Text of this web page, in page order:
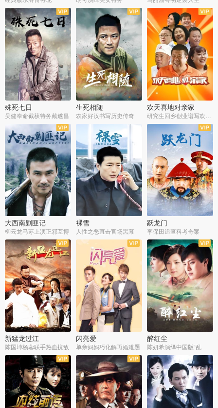
全34集
殊死七日
吴健奉命截获特务戴遂昌
全21集
生死相随
农家好汉书写历史传奇
全35集
欢天喜地对亲家
大西南剿匪记
柳云龙马苏上演正邪互博
全21集
裸雪
人性之恶直击官场黑幕
全30集
跃龙门
李保田追查科考奇案
全36集
新猛龙过江
陈国坤杨蓉联手热血抗敌
全37集
闪亮爱
单亲妈妈巧化解再婚难题
全30集
醉红尘
陈妍希演绎中国版“乱世佳人”
全30集
全30集 全30集